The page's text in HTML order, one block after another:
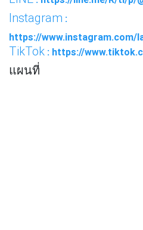
Instagram :
https://www.instagram.com/
TikTok : https://
แผนที่